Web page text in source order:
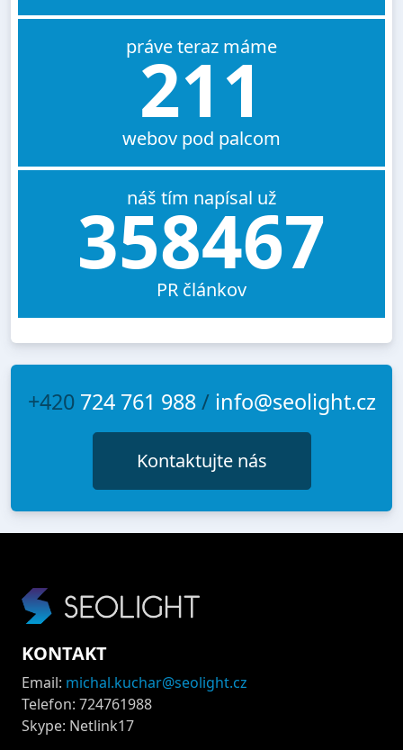
práve teraz máme
211
webov pod palcom
náš tím napísal už
358467
PR článkov
+420 724 761 988/ info@seolight.cz
Kontaktujte nás
KONTAKT
Email: michal.kuchar@seolight.cz
Telefon: 724761988
Skype: Netlink17